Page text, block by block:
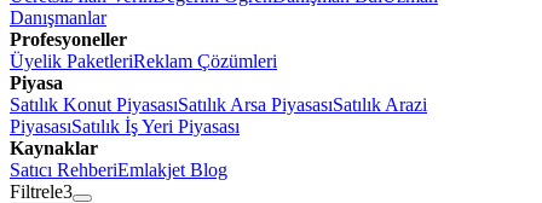
Danışmanlar
Profesyoneller
Üyelik PaketleriReklam Çözümleri
Piyasa
Satılık Konut PiyasasıSatılık Arsa PiyasasıSatılık Arazi
PiyasasıSatılık İş Yeri Piyasası
Kaynaklar
Satıcı RehberiEmlakjet Blog
Filtrele3